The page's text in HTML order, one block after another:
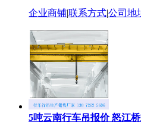
企业商铺|联系方式|公司地
5吨云南行车吊报价 怒江